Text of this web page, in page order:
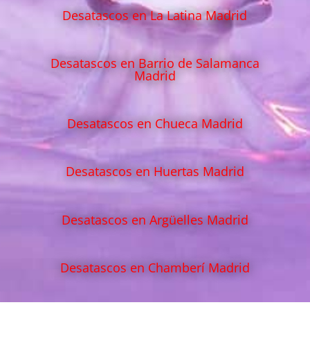
Desatascos en La Latina Madrid
Desatascos en Barrio de Salamanca
Madrid
Desatascos en Chueca Madrid
Desatascos en Huertas Madrid
Desatascos en Argüelles Madrid
Desatascos en Chamberí Madrid